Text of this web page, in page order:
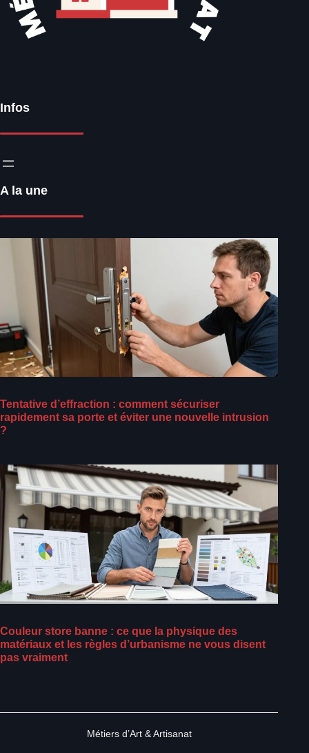
Infos
A la une
Tentative d’effraction : comment sécuriser
rapidement sa porte et éviter une nouvelle intrusion
?
Couleur store banne : ce que la physique des
matériaux et les règles d’urbanisme ne vous disent
pas vraiment
Métiers d’Art & Artisanat